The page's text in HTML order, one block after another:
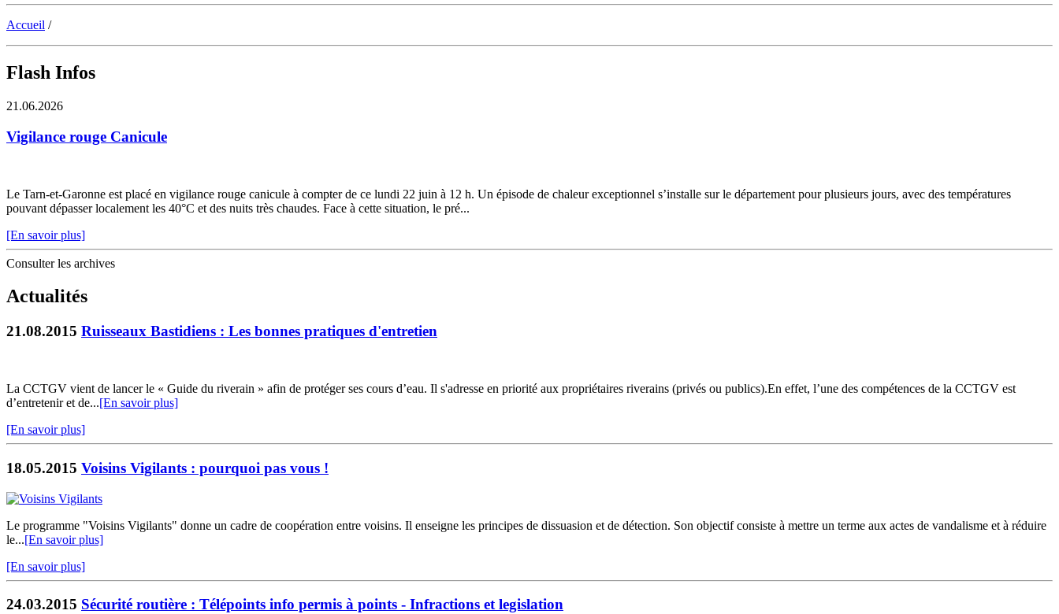
Accueil /
Flash Infos
21.06.2026
Vigilance rouge Canicule
Le Tarn-et-Garonne est placé en vigilance rouge canicule à compter de ce lundi 22 juin à 12 h. Un épisode de chaleur exceptionnel s’installe sur le département pour plusieurs jours, avec des températures
pouvant dépasser localement les 40°C et des nuits très chaudes. Face à cette situation, le pré...
[En savoir plus]
Consulter les archives
Actualités
21.08.2015 Ruisseaux Bastidiens : Les bonnes pratiques d'entretien
La CCTGV vient de lancer le « Guide du riverain » afin de protéger ses cours d’eau. Il s'adresse en priorité aux propriétaires riverains (privés ou publics).En effet, l’une des compétences de la CCTGV est
d’entretenir et de...[En savoir plus]
[En savoir plus]
18.05.2015 Voisins Vigilants : pourquoi pas vous !
Le programme "Voisins Vigilants" donne un cadre de coopération entre voisins. Il enseigne les principes de dissuasion et de détection. Son objectif consiste à mettre un terme aux actes de vandalisme et à réduire
le...[En savoir plus]
[En savoir plus]
24.03.2015 Sécurité routière : Télépoints info permis à points - Infractions et legislation